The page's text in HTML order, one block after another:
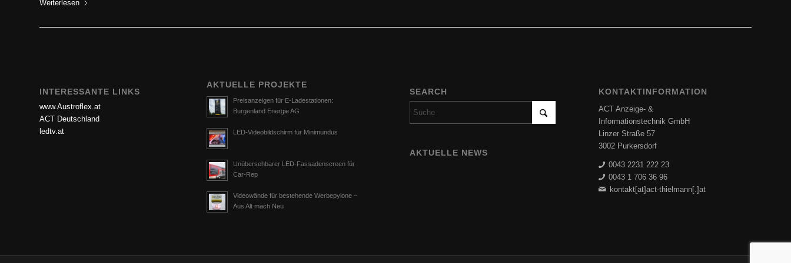
Weiterlesen
Weiterlesen
INTERESSANTE LINKS
www.Austroflex.at
ACT Deutschland
ledtv.at
AKTUELLE PROJEKTE
Preisanzeigen für E-Ladestationen:
Burgenland Energie AG
LED-Videobildschirm für Minimundus
Unübersehbarer LED-Fassadenscreen für
Car-Rep
Videowände für bestehende Werbepylone –
Aus Alt mach Neu
SEARCH
AKTUELLE NEWS
KONTAKTINFORMATION
ACT Anzeige- &
Informationstechnik GmbH
Linzer Straße 57
3002 Purkersdorf
0043 2231 222 23
0043 1 706 36 96
kontakt[at]act-thielmann[.]at